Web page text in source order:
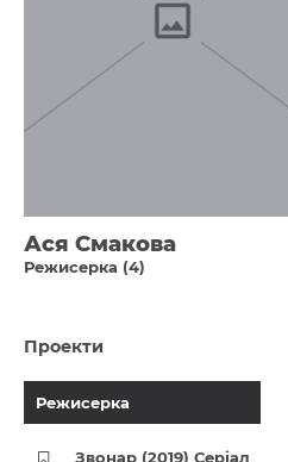
Ася Смакова
Режисерка (4)
Проекти
Режисерка
Звонар (2019) Серіал